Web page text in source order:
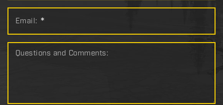
Email: *
Questions and Comments: